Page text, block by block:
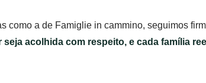
como a de Famiglie in cammino, seguimos
acolhida com respeito, e cada família